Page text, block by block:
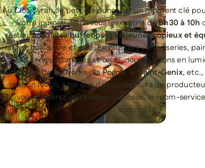
Au Clos Syrah, le petit-déjeuner est un moment clé
votre journée. Servi tous les matins de6h30 à 10h
restaurant, notrebuffet petit-déjeuner copieux et
large choix sucré et salé. En plus des viennoiseries,
charcuteries, fromages et œufs, nous mettons en
localesde la Drôme : laPogne, le Saint-Genix,
maison Nivon, ainsi que des jus de fruits de
vous préférez un réveil en douceur, le room-
disponible.